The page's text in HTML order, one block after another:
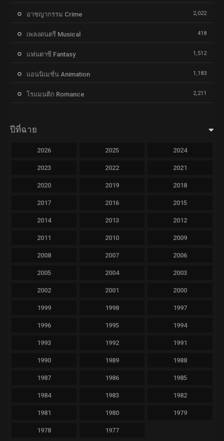
อาชญากรรม Crime 2,022
เพลงดนตรี Musical 418
แฟนตาซี Fantasy 1,512
แอนนิเมชั่น Animation 1,183
โรแมนติก Romance 2,211
ปีที่ฉาย
2026 2025 2024
2023 2022 2021
2020 2019 2018
2017 2016 2015
2014 2013 2012
2011 2010 2009
2008 2007 2006
2005 2004 2003
2002 2001 2000
1999 1998 1997
1996 1995 1994
1993 1992 1991
1990 1989 1988
1987 1986 1985
1984 1983 1982
1981 1980 1979
1978 1977